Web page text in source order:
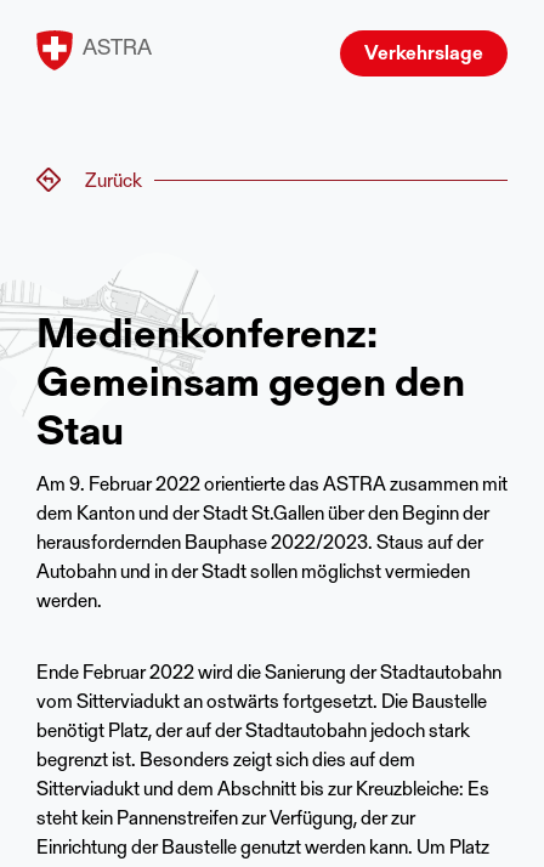
ASTRA Verkehrslage
Zurück
Medienkonferenz:
Gemeinsam gegen den
Stau
Am 9. Februar 2022 orientierte das ASTRA zusammen mit
dem Kanton und der Stadt St.Gallen über den Beginn der
herausfordernden Bauphase 2022/2023. Staus auf der
Autobahn und in der Stadt sollen möglichst vermieden
werden.
Ende Februar 2022 wird die Sanierung der Stadtautobahn
vom Sitterviadukt an ostwärts fortgesetzt. Die Baustelle
benötigt Platz, der auf der Stadtautobahn jedoch stark
begrenzt ist. Besonders zeigt sich dies auf dem
Sitterviadukt und dem Abschnitt bis zur Kreuzbleiche: Es
steht kein Pannenstreifen zur Verfügung, der zur
Einrichtung der Baustelle genutzt werden kann. Um Platz